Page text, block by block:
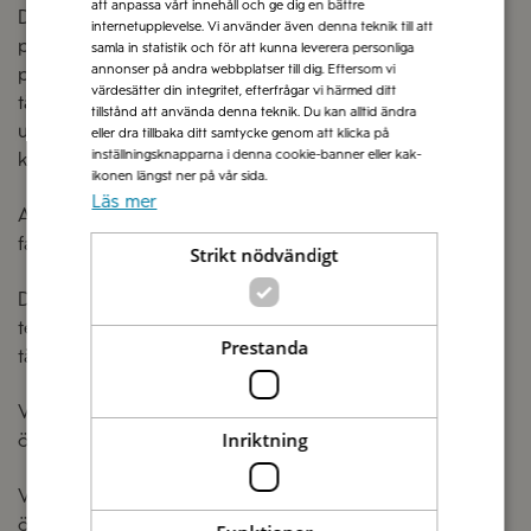
Du är med i utlottningen genom att köpa 3 Zeta-
produkter , spara kvitto för dessa och delta i tävlingen
på hemsidan zeta.nu/italienresa2025. Genom att delta i
tävlingen intygar du att du har köpt 3 Zeta-produkter
under den specifika tävlingsperioden och kan uppvisa
kvitton för dessa vid eventuell vinst.
Anställda på Di Luca & Di Luca AB samt TUI, samt deras
familjemedlemmar kan ej delta i tävlingen.
Di Luca & Di Luca AB tar inte ansvar för eventuella
tekniska problem för den tävlande som kan påverka
tävlingsdeltagandet eller slutresultatet för tävlingen.
Vinnarna utses genom lottning. Resultatet kan inte
överklagas.
Vinsten kan inte bytas mot kontanter. Vinst kan ej heller
överlåtas till någon annan.
att anpassa vårt innehåll och ge dig en bättre
internetupplevelse. Vi använder även denna teknik till att
samla in statistik och för att kunna leverera personliga
annonser på andra webbplatser till dig. Eftersom vi
värdesätter din integritet, efterfrågar vi härmed ditt
tillstånd att använda denna teknik. Du kan alltid ändra
eller dra tillbaka ditt samtycke genom att klicka på
inställningsknapparna i denna cookie-banner eller kak-
ikonen längst ner på vår sida.
Läs mer
Strikt nödvändigt
Prestanda
Inriktning